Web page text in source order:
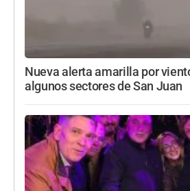
Nueva alerta amarilla por
algunos sectores de San Juan